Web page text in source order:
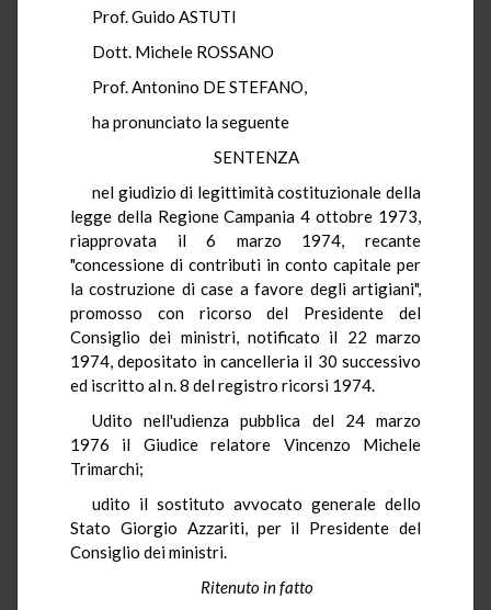
Prof. Guido ASTUTI
Dott. Michele ROSSANO
Prof. Antonino DE STEFANO,
ha pronunciato la seguente
SENTENZA
nel giudizio di legittimità costituzionale della
legge della Regione Campania 4 ottobre 1973,
riapprovata il 6 marzo 1974, recante
"concessione di contributi in conto capitale per
la costruzione di case a favore degli artigiani",
promosso con ricorso del Presidente del
Consiglio dei ministri, notificato il 22 marzo
1974, depositato in cancelleria il 30 successivo
ed iscritto al n. 8 del registro ricorsi 1974.
Udito nell'udienza pubblica del 24 marzo
1976 il Giudice relatore Vincenzo Michele
Trimarchi;
udito il sostituto avvocato generale dello
Stato Giorgio Azzariti, per il Presidente del
Consiglio dei ministri.
Ritenuto in fatto